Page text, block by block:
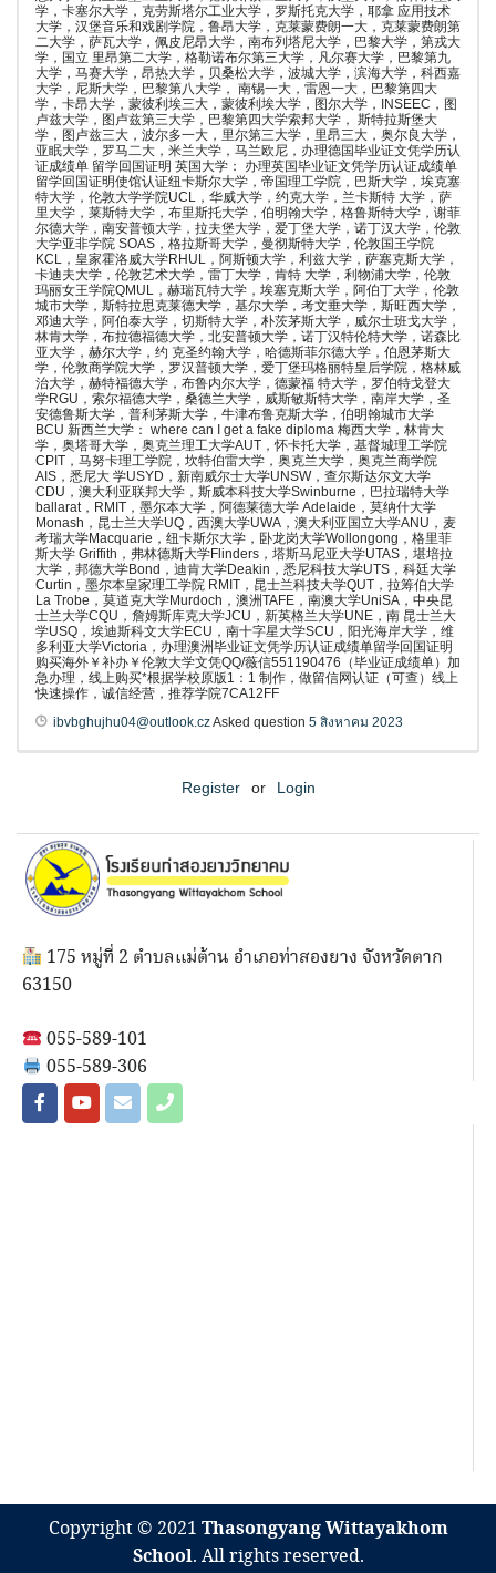
学，卡塞尔大学，克劳斯塔尔工业大学，罗斯托克大学，耶拿 应用技术
大学，汉堡音乐和戏剧学院，鲁昂大学，克莱蒙费朗一大，克莱蒙费朗第
二大学，萨瓦大学，佩皮尼昂大学，南布列塔尼大学，巴黎大学，第戎大
学，国立 里昂第二大学，格勒诺布尔第三大学，凡尔赛大学，巴黎第九
大学，马赛大学，昂热大学，贝桑松大学，波城大学，滨海大学，科西嘉
大学，尼斯大学，巴黎第八大学， 南锡一大，雷恩一大，巴黎第四大
学，卡昂大学，蒙彼利埃三大，蒙彼利埃大学，图尔大学，INSEEC，图
卢兹大学，图卢兹第三大学，巴黎第四大学索邦大学， 斯特拉斯堡大
学，图卢兹三大，波尔多一大，里尔第三大学，里昂三大，奥尔良大学，
亚眠大学，罗马二大，米兰大学，马兰欧尼，办理德国毕业证文凭学历认
证成绩单 留学回国证明 英国大学： 办理英国毕业证文凭学历认证成绩单
留学回国证明使馆认证纽卡斯尔大学，帝国理工学院，巴斯大学，埃克塞
特大学，伦敦大学学院UCL，华威大学，约克大学，兰卡斯特 大学，萨
里大学，莱斯特大学，布里斯托大学，伯明翰大学，格鲁斯特大学，谢菲
尔德大学，南安普顿大学，拉夫堡大学，爱丁堡大学，诺丁汉大学，伦敦
大学亚非学院 SOAS，格拉斯哥大学，曼彻斯特大学，伦敦国王学院
KCL，皇家霍洛威大学RHUL，阿斯顿大学，利兹大学，萨塞克斯大学，
卡迪夫大学，伦敦艺术大学，雷丁大学，肯特 大学，利物浦大学，伦敦
玛丽女王学院QMUL，赫瑞瓦特大学，埃塞克斯大学，阿伯丁大学，伦敦
城市大学，斯特拉思克莱德大学，基尔大学，考文垂大学，斯旺西大学，
邓迪大学，阿伯泰大学，切斯特大学，朴茨茅斯大学，威尔士班戈大学，
林肯大学，布拉德福德大学，北安普顿大学，诺丁汉特伦特大学，诺森比
亚大学，赫尔大学，约 克圣约翰大学，哈德斯菲尔德大学，伯恩茅斯大
学，伦敦商学院大学，罗汉普顿大学，爱丁堡玛格丽特皇后学院，格林威
治大学，赫特福德大学，布鲁内尔大学，德蒙福 特大学，罗伯特戈登大
学RGU，索尔福德大学，桑德兰大学，威斯敏斯特大学，南岸大学，圣
安德鲁斯大学，普利茅斯大学，牛津布鲁克斯大学，伯明翰城市大学
BCU 新西兰大学： where can I get a fake diploma 梅西大学，林肯大
学，奥塔哥大学，奥克兰理工大学AUT，怀卡托大学，基督城理工学院
CPIT，马努卡理工学院，坎特伯雷大学，奥克兰大学，奥克兰商学院
AIS，悉尼大 学USYD，新南威尔士大学UNSW，查尔斯达尔文大学
CDU，澳大利亚联邦大学，斯威本科技大学Swinburne，巴拉瑞特大学
ballarat，RMIT，墨尔本大学，阿德莱德大学 Adelaide，莫纳什大学
Monash，昆士兰大学UQ，西澳大学UWA，澳大利亚国立大学ANU，麦
考瑞大学Macquarie，纽卡斯尔大学，卧龙岗大学Wollongong，格里菲
斯大学 Griffith，弗林德斯大学Flinders，塔斯马尼亚大学UTAS，堪培拉
大学，邦德大学Bond，迪肯大学Deakin，悉尼科技大学UTS，科廷大学
Curtin，墨尔本皇家理工学院 RMIT，昆士兰科技大学QUT，拉筹伯大学
La Trobe，莫道克大学Murdoch，澳洲TAFE，南澳大学UniSA，中央昆
士兰大学CQU，詹姆斯库克大学JCU，新英格兰大学UNE，南 昆士兰大
学USQ，埃迪斯科文大学ECU，南十字星大学SCU，阳光海岸大学，维
多利亚大学Victoria，办理澳洲毕业证文凭学历认证成绩单留学回国证明
购买海外￥补办￥伦敦大学文凭QQ/薇信551190476（毕业证成绩单）加
急办理，线上购买*根据学校原版1：1 制作，做留信网认证（可查）线上
快速操作，诚信经营，推荐学院7CA12FF
ibvbghujhu04@outlook.czAsked question 5 สิงหาคม 2023
Register or Login
175 หมู่ที่ 2 ตำบลแม่ต้าน อำเภอท่าสองยาง จังหวัดตาก
63150
055-589-101
055-589-306
Copyright © 2021 Thasongyang Wittayakhom
School. All rights reserved.